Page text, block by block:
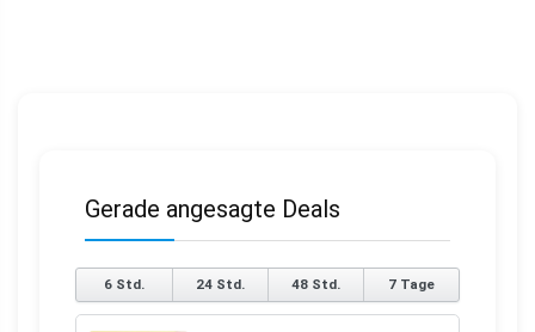
Gerade angesagte Deals
6 Std. 24 Std. 48 Std. 7 Tage